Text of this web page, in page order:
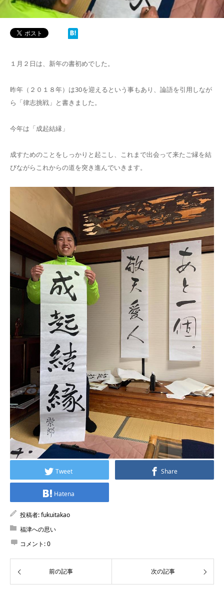
１月２日は、新年の書初めでした。
昨年（２０１８年）は30を迎えるという事もあり、論語を引用しなが
ら「律志挑戦」と書きました。
今年は「成起結縁」
成すためのことをしっかりと起こし、これまで出会って来たご縁を結
びながらこれからの道を突き進んでいきます。
Tweet Share
Hatena
投稿者:fukuitakao
福津への思い
コメント:0
前の記事 次の記事